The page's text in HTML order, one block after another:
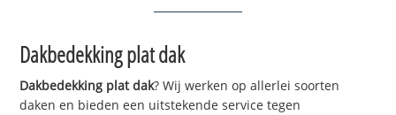
Dakbedekking plat dak
Dakbedekking plat dak? Wij werken op allerlei soorten
daken en bieden een uitstekende service tegen